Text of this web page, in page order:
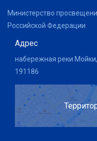
Министерство
Российской Федерации
Адрес
набережная реки
191186